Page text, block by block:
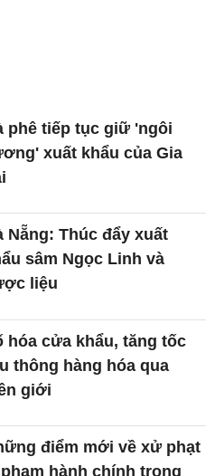
phê tiếp tục giữ 'ngôi
xuất khẩu của Gia
Nẵng: Thúc đẩy xuất
sâm Ngọc Linh và
liệu
hóa cửa khẩu, tăng tốc
thông hàng hóa qua
giới
điểm mới về xử phạt
hành chính trong